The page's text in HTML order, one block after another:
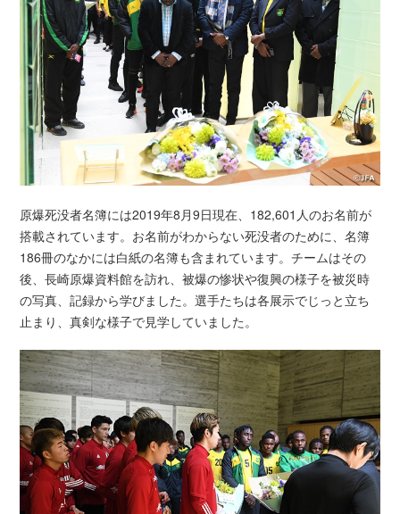
原爆死没者名簿には2019年8月9日現在、182,601人のお名前が
搭載されています。お名前がわからない死没者のために、名簿
186冊のなかには白紙の名簿も含まれています。チームはその
後、長崎原爆資料館を訪れ、被爆の惨状や復興の様子を被災時
の写真、記録から学びました。選手たちは各展示でじっと立ち
止まり、真剣な様子で見学していました。